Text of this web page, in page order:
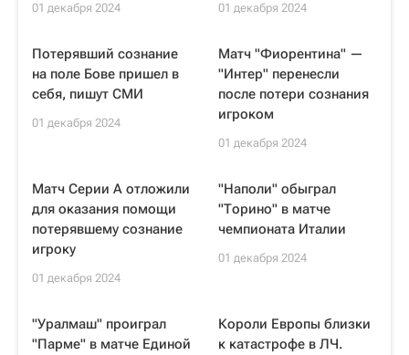
01 декабря 2024 01 декабря 2024
Потерявший сознание
на поле Бове пришел в
себя, пишут СМИ
01 декабря 2024
Матч "Фиорентина" —
"Интер" перенесли
после потери сознания
игроком
01 декабря 2024
Матч Серии А отложили
для оказания помощи
потерявшему сознание
игроку
01 декабря 2024
"Наполи" обыграл
"Торино" в матче
чемпионата Италии
01 декабря 2024
"Уралмаш" проиграл
"Парме" в матче Единой
Короли Европы близки
к катастрофе в ЛЧ.